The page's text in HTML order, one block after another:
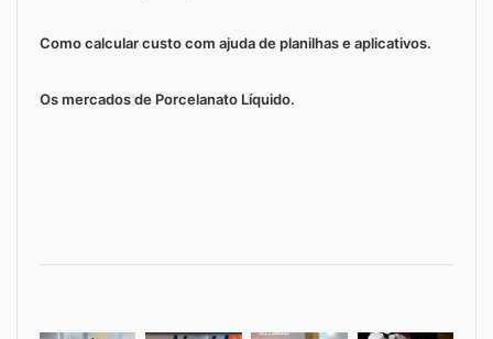
Como calcular custo com ajuda de planilhas e aplicativos.
Os mercados de Porcelanato Líquido.